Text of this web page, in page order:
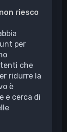
riesco
per
che
ridurre la
è
e cerca di